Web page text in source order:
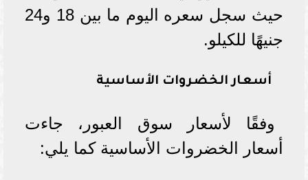
حيث سجل سعره اليوم ما بين 18 و24
جنيهًا للكيلو.
أسعار الخضروات الأساسية
وفقًا لأسعار سوق العبور، جاءت
أسعار الخضروات الأساسية كما يلي: